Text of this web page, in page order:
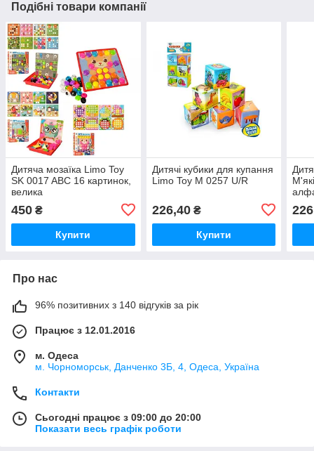
Подібні товари компанії
Дитяча мозаїка Limo Toy
SK 0017 ABC 16 картинок,
велика
450 ₴
Купити
Дитячі кубики для купання
Limo Toy M 0257 U/R
226,40₴
Купити
Про нас
96% позитивних з 140 відгуків за рік
Працює з 12.01.2016
м. Одеса
м. Чорноморськ, Данченко 3Б, 4, Одеса, Україна
Контакти
Сьогодні працює з 09:00 до 20:00
Показати весь графік роботи